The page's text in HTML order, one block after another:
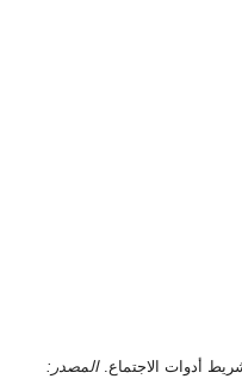
أدوات الاجتماع.المصدر: